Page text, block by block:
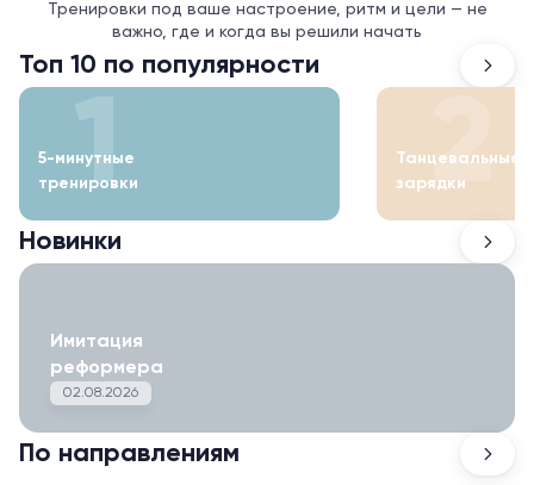
Тренировки под ваше настроение, ритм и цели — не
важно, где и когда вы решили начать
Топ 10 по популярности
5-минутные
тренировки
1
Танцевальные
зарядки2
Новинки
Имитация
реформера
02.08.2026
По направлениям